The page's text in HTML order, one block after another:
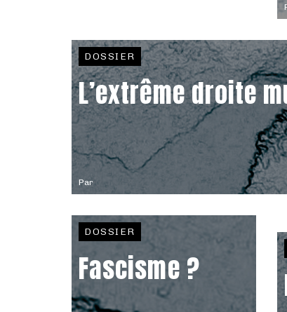
Par
DOSSIER
L’extrême droite
DOSSIER
Fascisme ?